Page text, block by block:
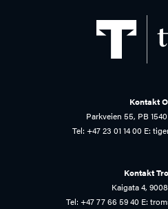
Kontakt
Parkveien 55, PB
Tel: +47 23 01 14 00 E:
Kontakt
Kaigata 4,
Tel: +47 77 66 59 40 E: